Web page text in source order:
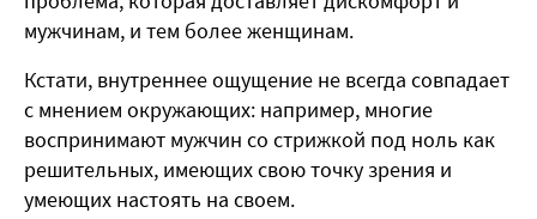
мужчинам, и тем более женщинам.
Кстати, внутреннее ощущение не всегда совпадает
с мнением окружающих: например, многие
воспринимают мужчин со стрижкой под ноль как
решительных, имеющих свою точку зрения и
умеющих настоять на своем.